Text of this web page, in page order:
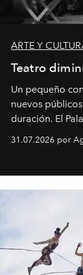
ARTE Y
Teatro
Un pequeño
nuevos
duración. El
son algunos
miniobras. Sus
31.07.2026 por